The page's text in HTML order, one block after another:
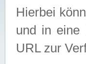
Hierbei
und in eine
URL zur